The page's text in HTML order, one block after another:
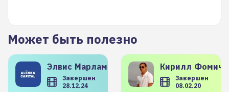
Может быть полезно
Элвис Марламов
Завершен
28.12.24
Кирилл
Завершен
08.02.20